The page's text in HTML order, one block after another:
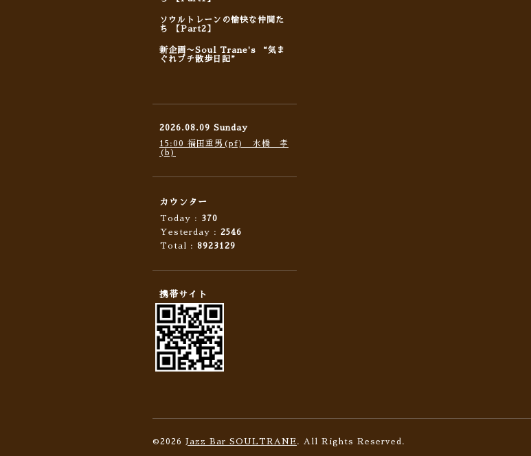
ソウルトレーンの愉快な仲間た
ち 【Part2】
新企画〜Soul Trane's “気ま
ぐれプチ散歩日記”
2026.08.09 Sunday
15:00 福田重男(pf) 水橋 孝
(b)
カウンター
Today : 370
Yesterday : 2546
Total : 8923129
携帯サイト
©2026 Jazz Bar SOULTRANE . All Rights Reserved.